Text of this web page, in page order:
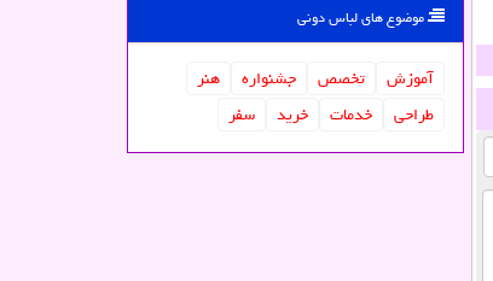
موضوع های لباس دونی
آموزش تخصص جشنواره
هنر
طراحی
خدمات خرید سفر